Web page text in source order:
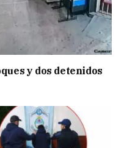
y dos detenidos